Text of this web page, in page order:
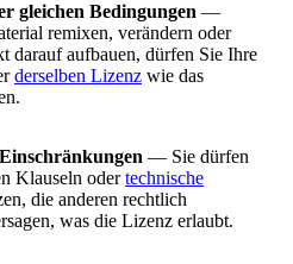
gleichen Bedingungen —
remixen, verändern oder
darauf aufbauen, dürfen Sie Ihre
derselben Lizenz wie das
— Sie dürfen
Klauseln odertechnische
die anderen rechtlich
was die Lizenz erlaubt.